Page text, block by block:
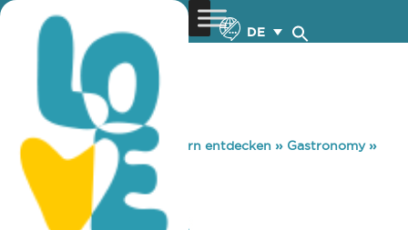
DE
You are here: Home »Zypern entdecken » Gastronomy»
MR BEAN
MR BEAN